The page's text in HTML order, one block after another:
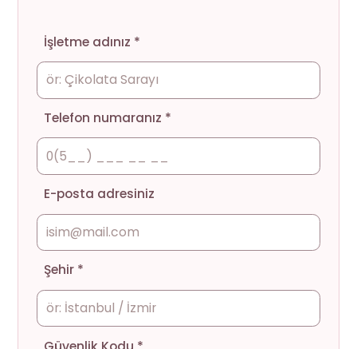
İşletme adınız *
Telefon numaranız *
E-posta adresiniz
Şehir *